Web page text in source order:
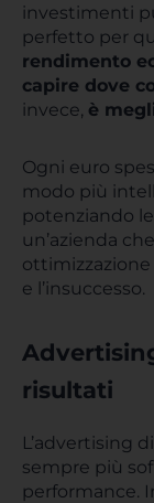
investimenti
perfetto per
rendimento
capire dove
invece, è
Ogni euro
modo più
potenziando
un’azienda
ottimizzazione
e l’insuccesso.
risultati
L’advertising
sempre più
performance.